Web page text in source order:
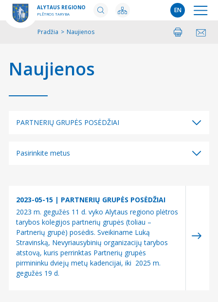
ALYTAUS REGIONO
PLĖTROS TARYBA EN
Pradžia > Naujienos SpausdintiPasidalinti
Naujienos
PARTNERIŲ GRUPĖS POSĖDŽIAI
KONKURSAI
KONSULTAVIMASIS SU VISUOMENE
KVIETIMAI TEIKTI PARAIŠKAS
MOKYMAI
PARTNERIŲ GRUPĖS POSĖDŽIAI
Pasirinkite metus
2025
2024
2023
2022
2023-05-15 | PARTNERIŲ GRUPĖS POSĖDŽIAI
2023 m. gegužės 11 d. vyko Alytaus regiono plėtros
tarybos kolegijos partnerių grupės (toliau –
Partnerių grupė) posėdis. Sveikiname Luką
Stravinską, Nevyriausybinių organizacijų tarybos
atstovą, kuris perrinktas Partnerių grupės
pirmininku dviejų metų kadencijai, iki 2025 m.
gegužės 19 d.